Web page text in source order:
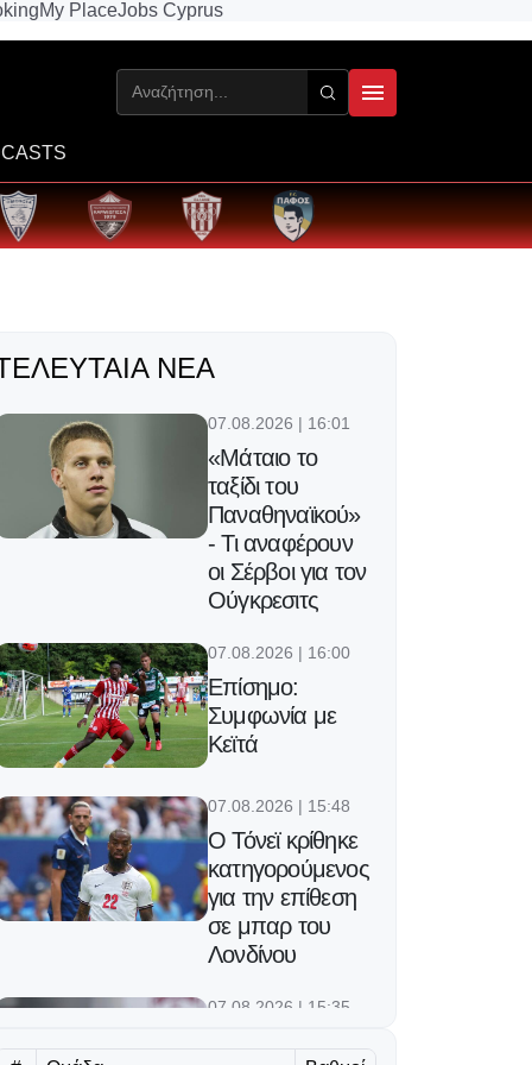
My PlaceJobs Cyprus
ΝΈΑ
07.08.2026 | 16:01
«Μάταιο το
ταξίδι του
Παναθηναϊκού»
- Τι αναφέρουν
οι Σέρβοι για τον
Ούγκρεσιτς
07.08.2026 | 16:00
Επίσημο:
Συμφωνία με
Κεϊτά
07.08.2026 | 15:48
Ο Τόνεϊ κρίθηκε
κατηγορούμενος
για την επίθεση
σε μπαρ του
Λονδίνου
07.08.2026 | 15:35